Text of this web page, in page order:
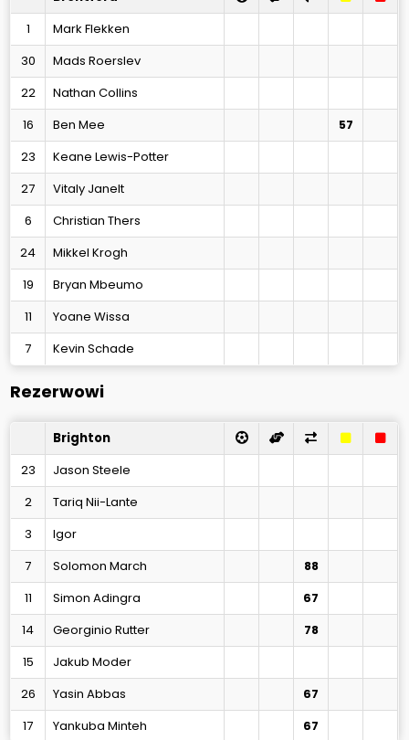
1
Mark Flekken
30
Mads Roerslev
22
Nathan Collins
16
Ben Mee 57
23
Keane Lewis-Potter
27
Vitaly Janelt
6
Christian Thers
24
Mikkel Krogh
19
Bryan Mbeumo
11
Yoane Wissa
7
Kevin Schade
Rezerwowi
Brighton
23
Jason Steele
2
Tariq Nii-Lante
3
Igor
7
Solomon March 88
11 Simon Adingra 67
14 Georginio Rutter 78
15
Jakub Moder
26
Yasin Abbas 67
17 Yankuba Minteh 67